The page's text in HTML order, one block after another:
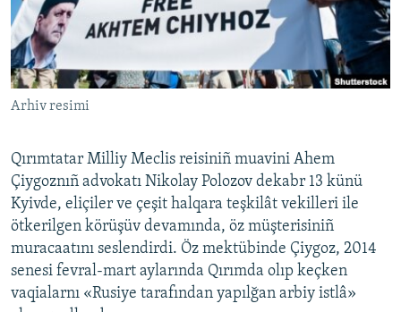
Русский
Українською
QOŞULIÑIZ!
RFE/RS bütün saytları
Arhiv resimi
Qırımtatar Milliy Meclis reisiniñ muavini Ahem
Çiygoznıñ advokatı Nikolay Polozov dekabr 13 künü
Kyivde, eliçiler ve çeşit halqara teşkilât vekilleri ile
ötkerilgen körüşüv devamında, öz müşterisiniñ
muracaatını seslendirdi. Öz mektübinde Çiygoz, 2014
senesi fevral-mart aylarında Qırımda olıp keçken
vaqialarnı «Rusiye tarafından yapılğan arbiy istlâ»